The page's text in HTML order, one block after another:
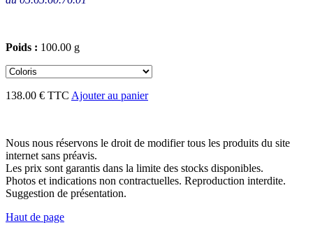
Poids : 100.00 g
138.00 € TTC Ajouter au panier
Nous nous réservons le droit de modifier tous les produits du site
internet sans préavis.
Les prix sont garantis dans la limite des stocks disponibles.
Photos et indications non contractuelles. Reproduction interdite.
Suggestion de présentation.
Haut de page